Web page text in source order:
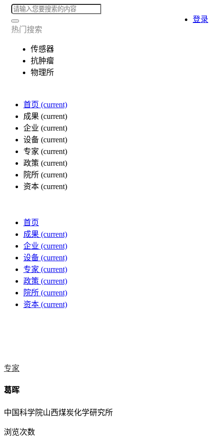
热门搜索
传感器
抗肿瘤
物理所
首页 (current)
成果 (current)
企业 (current)
设备 (current)
专家 (current)
政策 (current)
院所 (current)
资本 (current)
登录
首页
成果 (current)
企业 (current)
设备 (current)
专家 (current)
政策 (current)
院所 (current)
资本 (current)
专家
葛晖
中国科学院山西煤炭化学研究所
浏览次数